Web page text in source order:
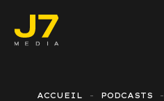
ACCUEIL PODCASTS